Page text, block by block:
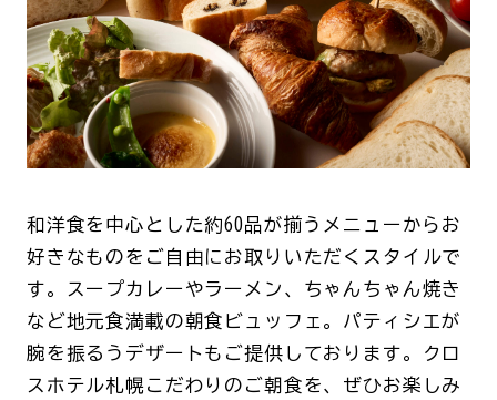
和洋食を中心とした約60品が揃うメニューからお
好きなものをご自由にお取りいただくスタイルで
す。スープカレーやラーメン、ちゃんちゃん焼き
など地元食満載の朝食ビュッフェ。パティシエが
腕を振るうデザートもご提供しております。クロ
スホテル札幌こだわりのご朝食を、ぜひお楽しみ